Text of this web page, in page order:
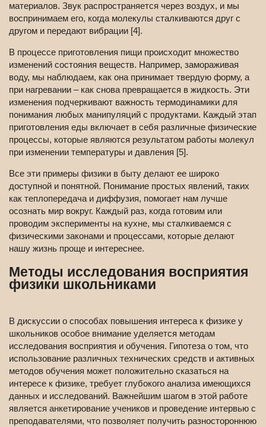
материалов. Звук распространяется через воздух, и мы
воспринимаем его, когда молекулы сталкиваются друг с
другом и передают вибрации [4].
В процессе приготовления пищи происходит множество
изменений состояния веществ. Например, замораживая
воду, мы наблюдаем, как она принимает твердую форму, а
при нагревании – как снова превращается в жидкость. Эти
изменения подчеркивают важность термодинамики для
понимания любых манипуляций с продуктами. Каждый этап
приготовления еды включает в себя различные физические
процессы, которые являются результатом работы молекул
при изменении температуры и давления [5].
Все эти примеры физики в быту делают ее широко
доступной и понятной. Понимание простых явлений, таких
как теплопередача и диффузия, помогает нам лучше
осознать мир вокруг. Каждый раз, когда готовим или
проводим эксперименты на кухне, мы сталкиваемся с
физическими законами и процессами, которые делают
нашу жизнь проще и интереснее.
Методы исследования восприятия
физики школьниками
В дискуссии о способах повышения интереса к физике у
школьников особое внимание уделяется методам
исследования восприятия и обучения. Гипотеза о том, что
использование различных технических средств и активных
методов обучения может положительно сказаться на
интересе к физике, требует глубокого анализа имеющихся
данных и исследований. Важнейшим шагом в этой работе
является анкетирование учеников и проведение интервью с
преподавателями, что позволяет получить разностороннюю